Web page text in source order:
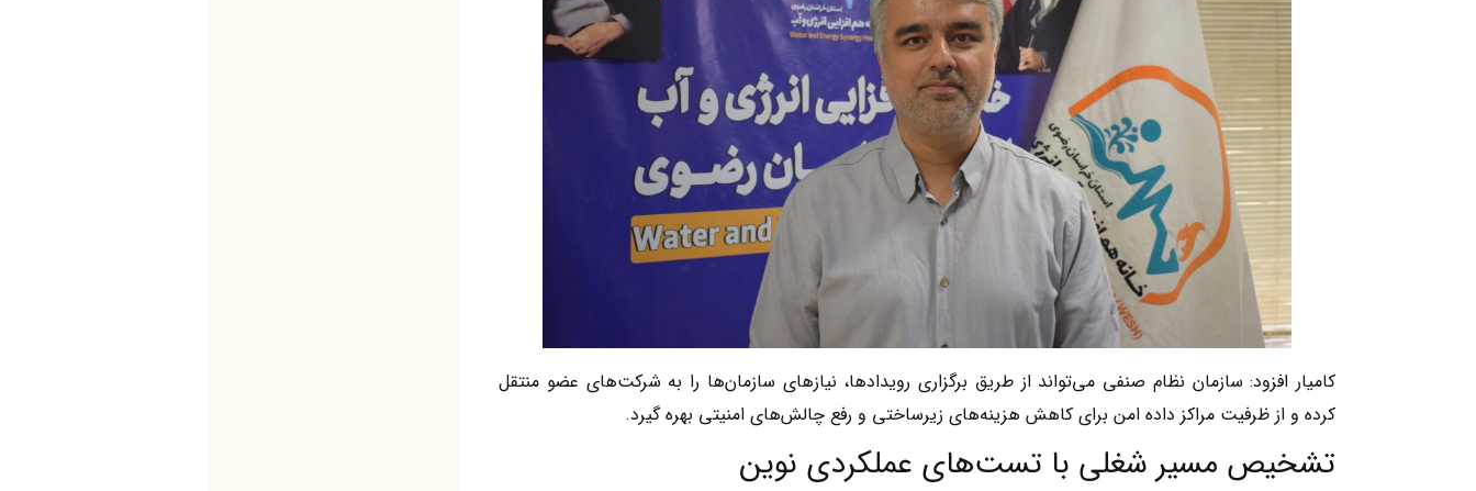
کامیار افزود: سازمان نظام صنفی می‌تواند از طریق برگزاری رویدادها، نیازهای سازمان‌ها را به شرکت‌های عضو منتقل
کرده و از ظرفیت مراکز داده امن برای کاهش هزینه‌های زیرساختی و رفع چالش‌های امنیتی بهره گیرد.
تشخیص مسیر شغلی با تست‌های عملکردی نوین